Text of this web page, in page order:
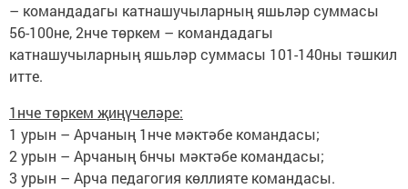
– командадагы катнашучыларның яшьләр суммасы
56-100не, 2нче төркем – командадагы
катнашучыларның яшьләр суммасы 101-140ны тәшкил
итте.
1нче төркем җиңүчеләре:
1 урын – Арчаның 1нче мәктәбе командасы;
2 урын – Арчаның 6нчы мәктәбе командасы;
3 урын – Арча педагогия көллияте командасы.